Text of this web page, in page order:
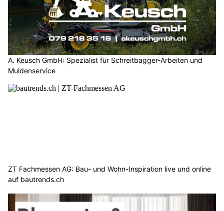
A. Keusch GmbH: Spezialist für Schreitbagger-Arbeiten und
Muldenservice
ZT Fachmessen AG: Bau- und Wohn-Inspiration live und online
auf bautrends.ch